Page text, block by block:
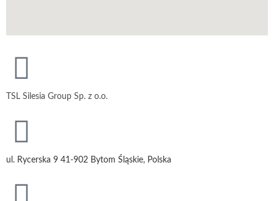
TSL Silesia Group Sp. z o.o.
ul. Rycerska 9 41-902 Bytom Śląskie, Polska